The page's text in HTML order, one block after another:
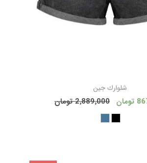
شلوارك جين
2٬889٬000 تومان